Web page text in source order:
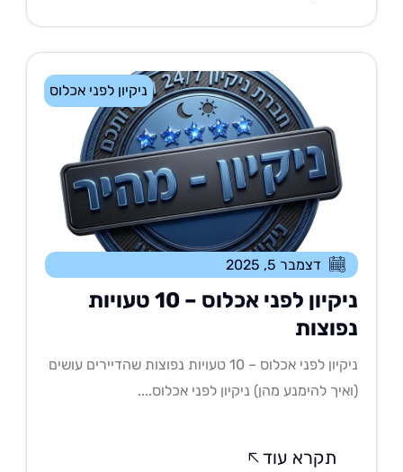
ניקיון לפני אכלוס
דצמבר 5, 2025
ניקיון לפני אכלוס – 10 טעויות
ניקיון לפני אכלוס – 10 טעויות נפוצות שהדיירים עושים
להימנע מהן) ניקיון לפני אכלוס....
תקרא עוד